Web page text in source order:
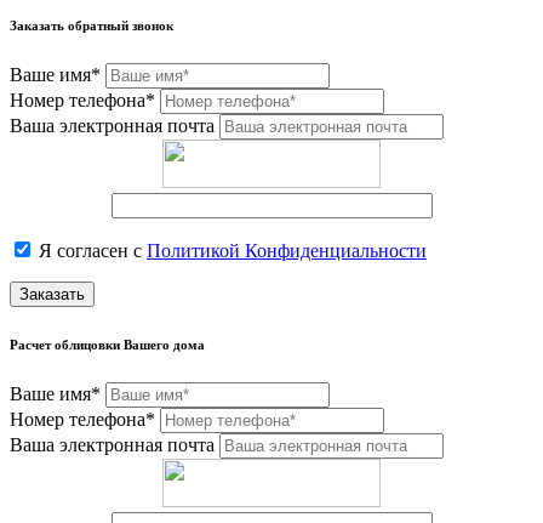
Заказать обратный звонок
Ваше имя*
Номер телефона*
Ваша электронная почта
Я согласен с Политикой Конфиденциальности
Заказать
Расчет облицовки Вашего дома
Ваше имя*
Номер телефона*
Ваша электронная почта